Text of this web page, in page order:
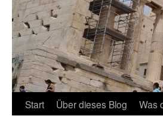
Start Über dieses Blog Was